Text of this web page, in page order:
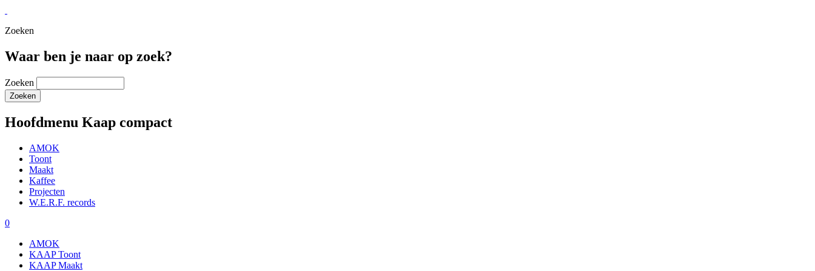
Zoeken
Waar ben je naar op zoek?
Zoeken
Hoofdmenu Kaap compact
AMOK
Toont
Maakt
Kaffee
Projecten
W.E.R.F. records
0
AMOK
KAAP Toont
KAAP Maakt